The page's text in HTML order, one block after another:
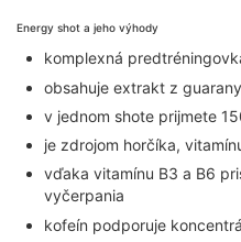
Energy shot a jeho výhody
komplexná
obsahuje extrakt z
v jednom shote prijmete
je zdrojom horčíka,
vďaka vitamínu B3 a B6
vyčerpania
kofeín podporuje